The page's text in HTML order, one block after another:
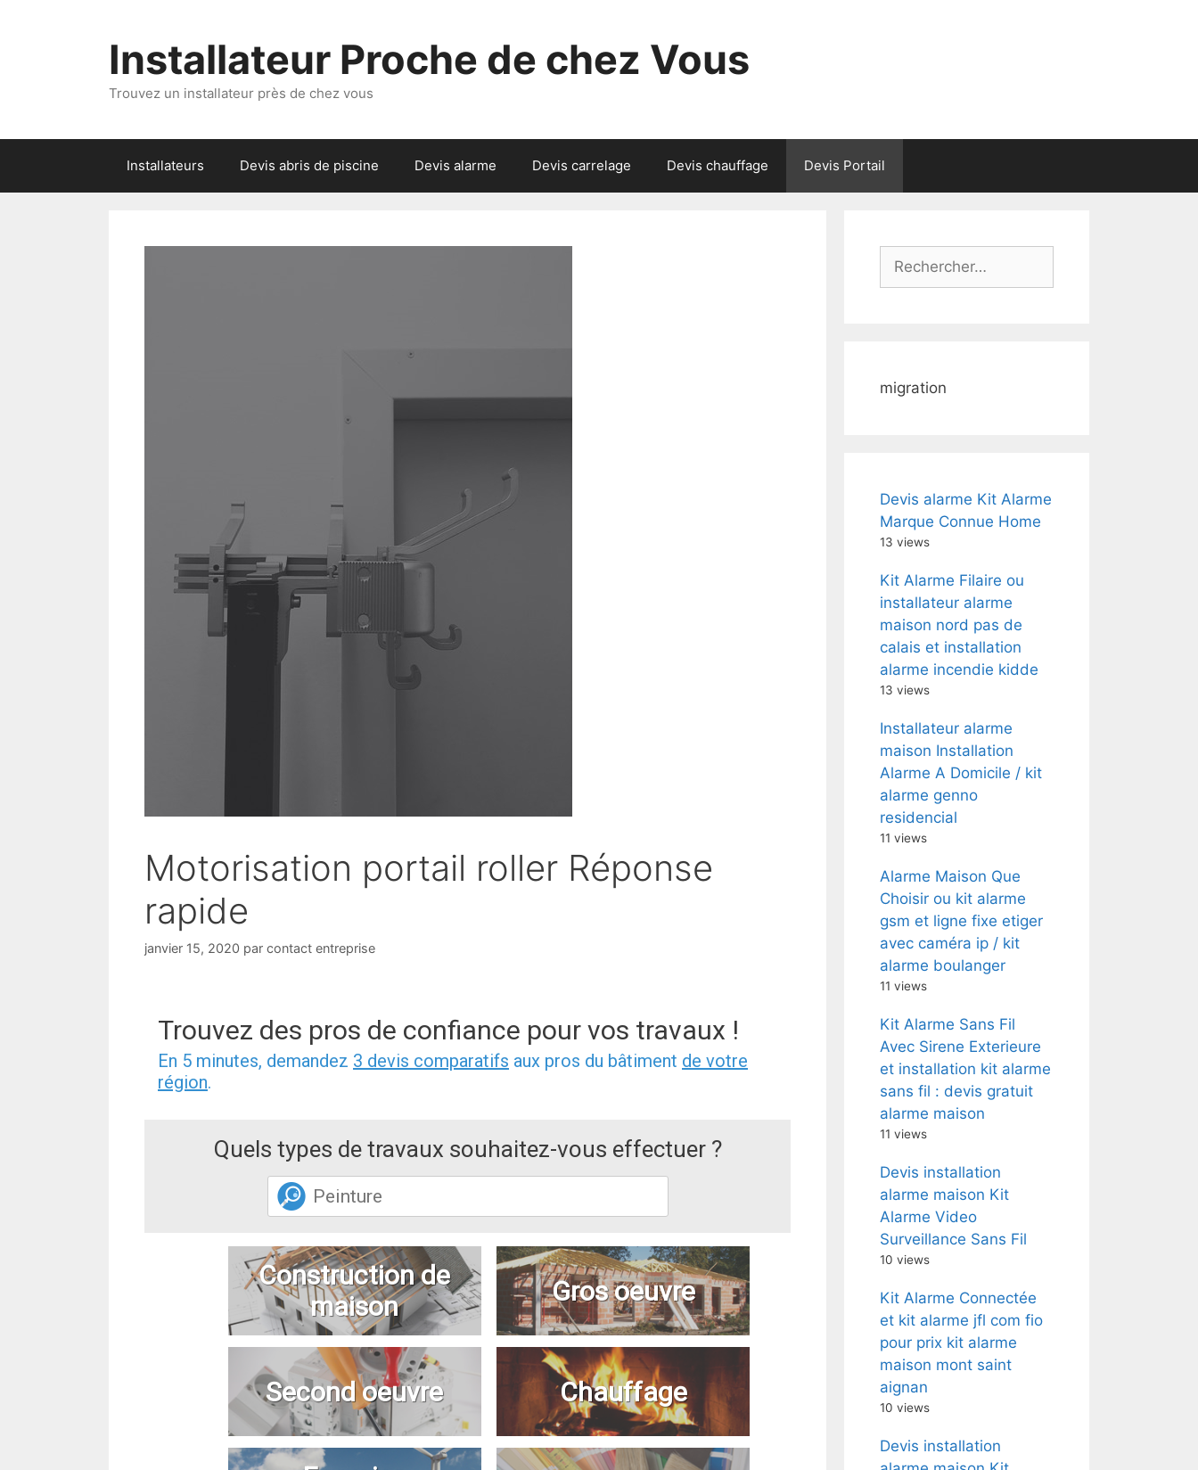
Installateur Proche de chez Vous
Trouvez un installateur près de chez vous
Installateurs Devis abris de piscine Devis alarme Devis carrelage Devis chauffage Devis Portail
Motorisation portail roller Réponse
rapide
janvier 15, 2020 par contact entreprise
Trouvez des pros de confiance pour vos travaux !
En 5 minutes, demandez 3 devis comparatifs aux pros du bâtiment de votre
région.
Quels types de travaux souhaitez-vous effectuer ?
Construction de
maison
Gros oeuvre
Second oeuvre Chauffage
Rechercher :
migration
Devis alarme Kit Alarme
Marque Connue Home
13 views
Kit Alarme Filaire ou
installateur alarme
maison nord pas de
calais et installation
alarme incendie kidde
13 views
Installateur alarme
maison Installation
Alarme A Domicile / kit
alarme genno
residencial
11 views
Alarme Maison Que
Choisir ou kit alarme
gsm et ligne fixe etiger
avec caméra ip / kit
alarme boulanger
11 views
Kit Alarme Sans Fil
Avec Sirene Exterieure
et installation kit alarme
sans fil : devis gratuit
alarme maison
11 views
Devis installation
alarme maison Kit
Alarme Video
Surveillance Sans Fil
10 views
Kit Alarme Connectée
et kit alarme jfl com fio
pour prix kit alarme
maison mont saint
aignan
10 views
Devis installation